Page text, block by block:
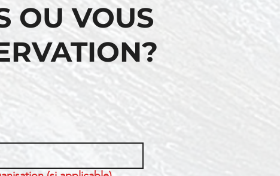
OU VOUS